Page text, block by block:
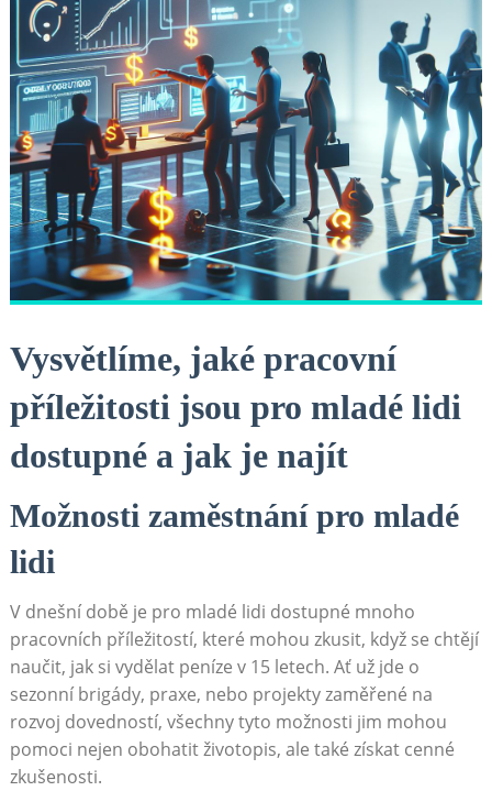
Vysvětlíme, jaké pracovní
příležitosti jsou pro mladé lidi
dostupné a jak je najít
Možnosti zaměstnání pro mladé
lidi
V dnešní době je pro mladé lidi dostupné mnoho
pracovních příležitostí, které mohou zkusit, když se chtějí
naučit, jak si vydělat peníze v 15 letech. Ať už jde o
sezonní brigády, praxe, nebo projekty zaměřené na
rozvoj dovedností, všechny tyto možnosti jim mohou
pomoci nejen obohatit životopis, ale také získat cenné
zkušenosti.